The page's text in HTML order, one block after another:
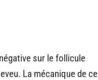
sur le follicule
La mécanique de ce